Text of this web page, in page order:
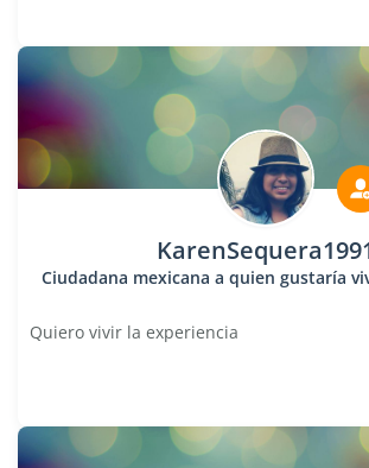
Ciudadana mexicana a quien gustaría
Quiero vivir la experiencia